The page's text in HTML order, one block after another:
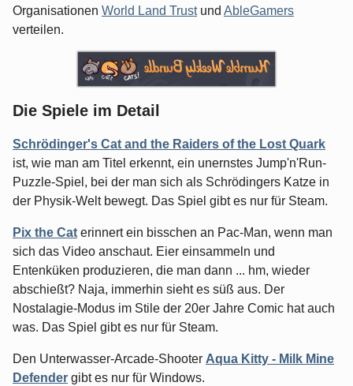
Organisationen World Land Trustund AbleGamers
verteilen.
Die Spiele im Detail
Schrödinger's Cat and the Raiders of the Lost Quark
ist, wie man am Titel erkennt, ein unernstes Jump'n'Run-
Puzzle-Spiel, bei der man sich als Schrödingers Katze in
der Physik-Welt bewegt. Das Spiel gibt es nur für Steam.
Pix the Cat erinnert ein bisschen an Pac-Man, wenn man
sich das Video anschaut. Eier einsammeln und
Entenküken produzieren, die man dann ... hm, wieder
abschießt? Naja, immerhin sieht es süß aus. Der
Nostalagie-Modus im Stile der 20er Jahre Comic hat auch
was. Das Spiel gibt es nur für Steam.
Den Unterwasser-Arcade-Shooter Aqua Kitty - Milk Mine
Defender gibt es nur für Windows.